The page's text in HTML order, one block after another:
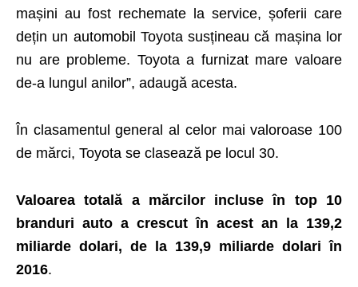
mașini au fost rechemate la service, șoferii care
dețin un automobil Toyota susțineau că mașina lor
nu are probleme. Toyota a furnizat mare valoare
de-a lungul anilor”, adaugă acesta.
În clasamentul general al celor mai valoroase 100
de mărci, Toyota se clasează pe locul 30.
Valoarea totală a mărcilor incluse în top 10
branduri auto a crescut în acest an la 139,2
miliarde dolari, de la 139,9 miliarde dolari în
2016.